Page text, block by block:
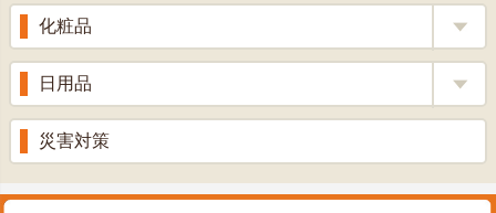
滋養強壮
消炎鎮痛剤
肌・皮膚のお薬
牡蠣エキス
プラセンタ
肝油
青汁・豆乳
甘酒
健康ドリンク
もち麦・十六穀米
生姜
丼の素
のど飴
うどん・そば
化粧品
美容品
スキンクリーム＆美容パック
ウオッシュ＆ソープ
日用品
入浴剤
災害対策